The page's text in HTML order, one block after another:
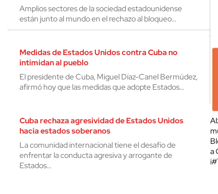
Amplios sectores de la sociedad estadounidense
están junto al mundo en el rechazo al bloqueo…
Medidas de Estados Unidos contra Cuba no
intimidan al pueblo
El presidente de Cuba, Miguel Díaz-Canel Bermúdez,
afirmó hoy que las medidas que adopte Estados…
Cuba rechaza agresividad de Estados Unidos
hacia estados soberanos
La comunidad internacional tiene el desafío de
enfrentar la conducta agresiva y arrogante de
Estados…
a